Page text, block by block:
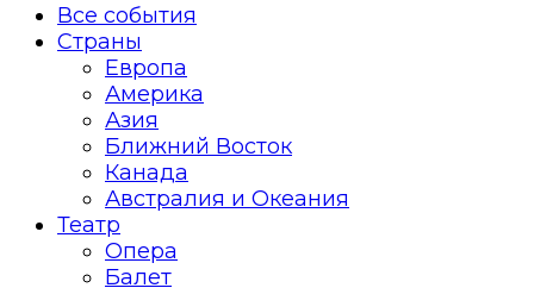
Все события
Страны
Европа
Америка
Азия
Ближний Восток
Канада
Австралия и Океания
Театр
Опера
Балет